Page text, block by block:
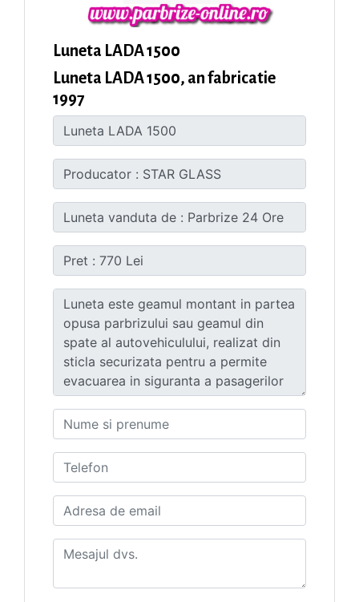
Luneta LADA 1500
Luneta LADA 1500, an fabricatie
1997